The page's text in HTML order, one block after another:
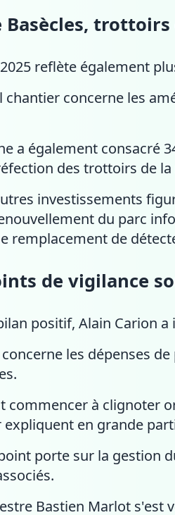
Basècles,
reflète également
chantier concerne les
a également consacré
des trottoirs de
investissements
du parc
remplacement de
de vigilance
positif, Alain Carion
les dépenses
commencer à clignoter
expliquent en grande
porte sur la gestion
Bastien Marlot s'est